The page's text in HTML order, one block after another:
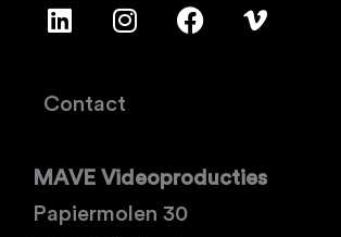
Contact
MAVE Videoproducties
Papiermolen 30
i
e
n
n
a
a
m
a
k
i